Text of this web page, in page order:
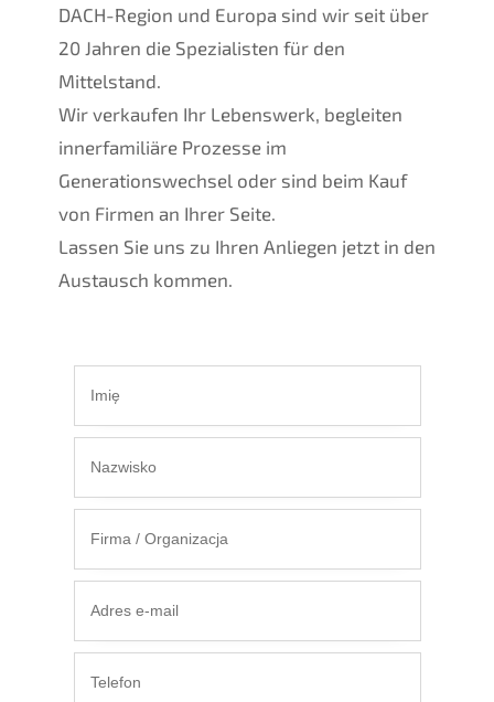
DACH-Region und Europa sind wir seit über
20 Jahren die Spezialisten für den
Mittelstand.
Wir verkaufen Ihr Lebenswerk, begleiten
innerfamiliäre Prozesse im
Generationswechsel oder sind beim Kauf
von Firmen an Ihrer Seite.
Lassen Sie uns zu Ihren Anliegen jetzt in den
Austausch kommen.